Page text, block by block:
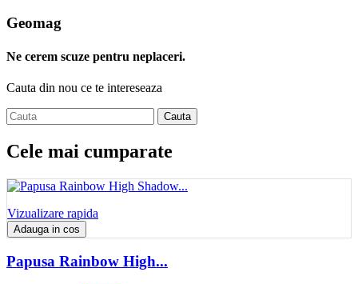
Geomag
Ne cerem scuze pentru neplaceri.
Cauta din nou ce te intereseaza
Cauta
Cele mai cumparate
Vizualizare rapida
Adauga in cos
Papusa Rainbow High...